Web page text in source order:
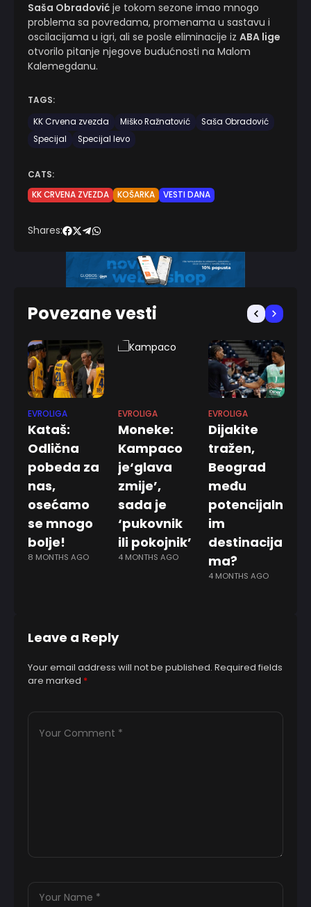
Saša Obradović je tokom sezone imao mnogo
problema sa povredama, promenama u sastavu i
oscilacijama u igri, ali se posle eliminacije iz ABA lige
otvorilo pitanje njegove budućnosti na Malom
Kalemegdanu.
TAGS:
KK Crvena zvezda
Miško Ražnatović
Saša Obradović
Specijal
Specijal levo
CATS:
KK CRVENA ZVEZDA
KOŠARKA VESTI DANA
Shares:
Povezane vesti
EVROLIGA
Kataš:
Odlična
pobeda za
nas,
osećamo
se mnogo
bolje!
8 MONTHS AGO
EVROLIGA
Moneke:
Kampaco
je‘glava
zmije’,
sada je
‘pukovnik
ili pokojnik’
4 MONTHS AGO
EVROLIGA
Dijakite
tražen,
Beograd
među
potencijaln
im
destinacija
ma?
4 MONTHS AGO
Leave a Reply
Your email address will not be published. Required fields
are marked *